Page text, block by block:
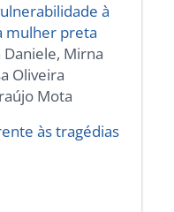
à
mulher preta
Mirna
Oliveira
Mota
às tragédias